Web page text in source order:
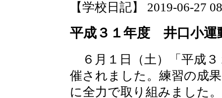
【学校日記】 2019-06-27
平成３１年度 井口小運
６月１日（土）「平成
催されました。練習の成
に全力で取り組みました